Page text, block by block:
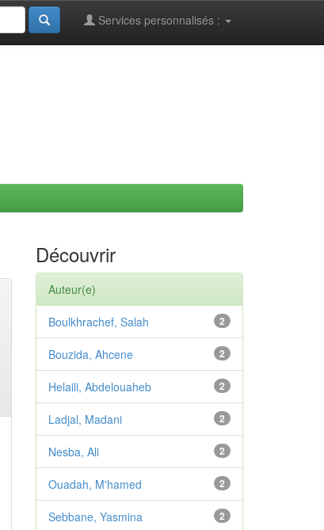
Services personnalisés :
Découvrir
Auteur(e)
2
Boulkhrachef, Salah
2
Bouzida, Ahcene
2
Helaili, Abdelouaheb
2
Ladjal, Madani
2
Nesba, Ali
2
Ouadah, M'hamed
2
Sebbane, Yasmina